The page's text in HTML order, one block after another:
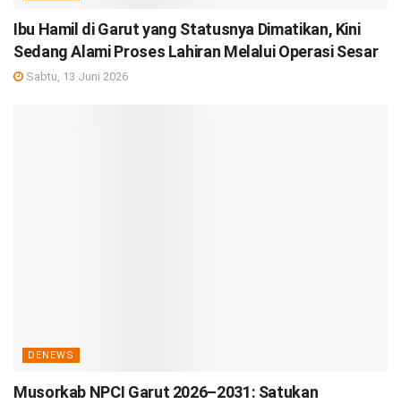
Ibu Hamil di Garut yang Statusnya Dimatikan, Kini
Sedang Alami Proses Lahiran Melalui Operasi Sesar
Sabtu, 13 Juni 2026
DENEWS
Musorkab NPCI Garut 2026–2031: Satukan